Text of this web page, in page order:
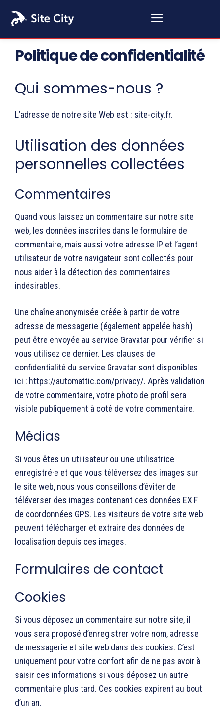
Politique de confidentialité
Qui sommes-nous ?
L’adresse de notre site Web est : site-city.fr.
Utilisation des données
personnelles collectées
Commentaires
Quand vous laissez un commentaire sur notre site
web, les données inscrites dans le formulaire de
commentaire, mais aussi votre adresse IP et l’agent
utilisateur de votre navigateur sont collectés pour
nous aider à la détection des commentaires
indésirables.
Une chaîne anonymisée créée à partir de votre
adresse de messagerie (également appelée hash)
peut être envoyée au service Gravatar pour vérifier si
vous utilisez ce dernier. Les clauses de
confidentialité du service Gravatar sont disponibles
ici : https://automattic.com/privacy/. Après validation
de votre commentaire, votre photo de profil sera
visible publiquement à coté de votre commentaire.
Médias
Si vous êtes un utilisateur ou une utilisatrice
enregistré·e et que vous téléversez des images sur
le site web, nous vous conseillons d’éviter de
téléverser des images contenant des données EXIF
de coordonnées GPS. Les visiteurs de votre site web
peuvent télécharger et extraire des données de
localisation depuis ces images.
Formulaires de contact
Cookies
Si vous déposez un commentaire sur notre site, il
vous sera proposé d’enregistrer votre nom, adresse
de messagerie et site web dans des cookies. C’est
uniquement pour votre confort afin de ne pas avoir à
saisir ces informations si vous déposez un autre
commentaire plus tard. Ces cookies expirent au bout
d’un an.